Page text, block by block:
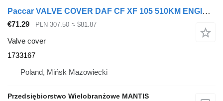
Paccar VALVE COVER DAF CF XF 105 510KM ENGINE 1733167 for truck tractor
€71.29 PLN 307.50 ≈ $81.87
Valve cover
1733167
Poland, Mińsk Mazowiecki
Przedsiębiorstwo Wielobranżowe MANTIS